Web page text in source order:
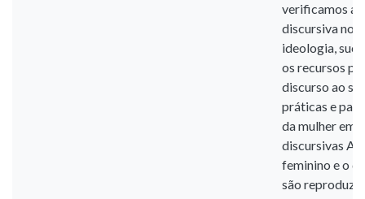
verificamos a
discursiva no
ideologia,
os recursos
discurso ao
práticas e
da mulher em
discursivas
feminino e o
são